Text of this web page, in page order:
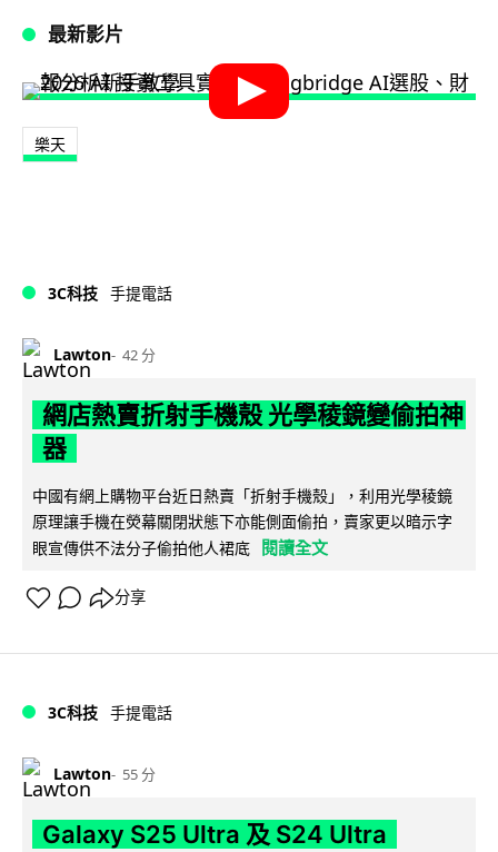
最新影片
樂天
3C科技 手提電話
Lawton 42 分
網店熱賣折射手機殼 光學稜鏡變偷拍神
器
中國有網上購物平台近日熱賣「折射手機殼」，利用光學稜鏡
原理讓手機在熒幕關閉狀態下亦能側面偷拍，賣家更以暗示字
眼宣傳供不法分子偷拍他人裙底
閱讀全文
分享
3C科技 手提電話
Lawton 55 分
Galaxy S25 Ultra 及 S24 Ultra